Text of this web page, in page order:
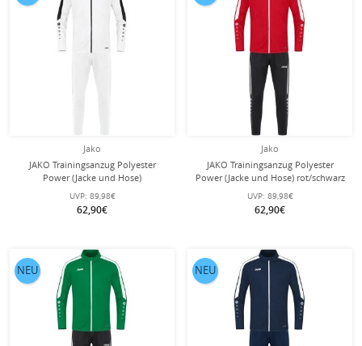
Jako
JAKO Trainingsanzug Polyester
Power (Jacke und Hose)
weiss/schwarz Herren
UVP: 89,98€
62,90€
Jako
JAKO Trainingsanzug Polyester
Power (Jacke und Hose) rot/schwarz
Herren
UVP: 89,98€
62,90€
NEU NEU